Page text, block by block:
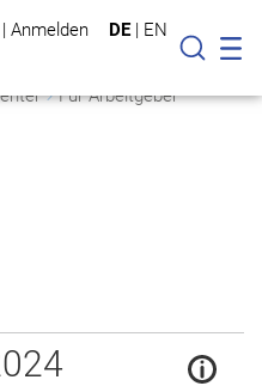
| Anmelden DE | EN
Suche
Für Arbeitgeber